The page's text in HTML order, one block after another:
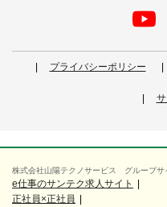
プライバシーポリシー
株式会社山陽テクノサービス グループサ
e仕事のサンテク求人サイト
正社員×正社員